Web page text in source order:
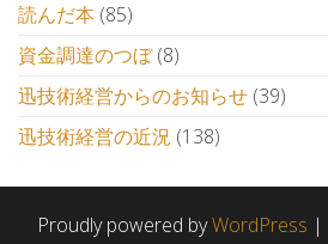
読んだ本 (85)
資金調達のつぼ(8)
迅技術経営からのお知らせ (39)
迅技術経営の近況 (138)
Proudly powered byWordPress |